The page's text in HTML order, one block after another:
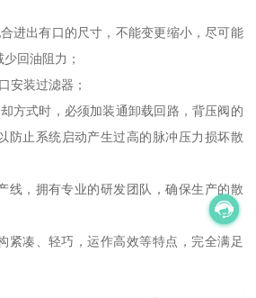
出有口的尺寸，不能变更缩小，尽可能
回油阻力；
装过滤器；
式时，必须加装通卸载回路，背压阀的
防止系统启动产生过高的脉冲压力损坏散
，拥有专业的研发团队，确保生产的散
凑、轻巧，运作高效等特点，完全满足